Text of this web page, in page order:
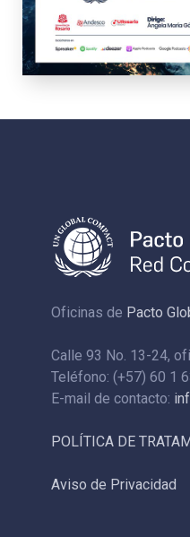
Oficinas de Pacto
Calle 93 No. 13-24,
Teléfono: (+57) 60 1
E-mail de contacto:
POLÍTICA DE
Aviso de Privacidad